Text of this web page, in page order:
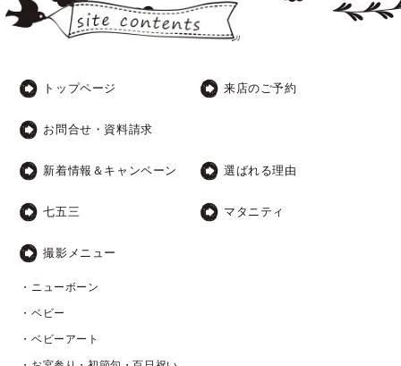
トップページ 来店のご予約
お問合せ・資料請求
新着情報＆キャンペーン 選ばれる理由
七五三 マタニティ
撮影メニュー
・ニューボーン
・ベビー
・ベビーアート